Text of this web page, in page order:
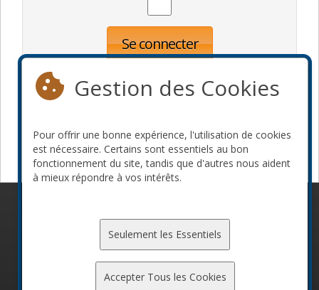
Se connecter
Devenir commanditaire
Gestion des Cookies
Pour offrir une bonne expérience, l'utilisation de cookies
est nécessaire. Certains sont essentiels au bon
fonctionnement du site, tandis que d'autres nous aident
à mieux répondre à vos intérêts.
Seulement les Essentiels
Accepter Tous les Cookies